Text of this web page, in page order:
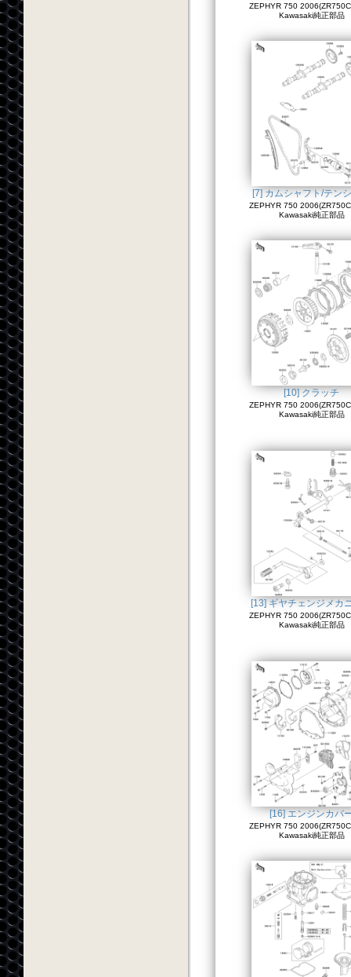
ZEPHYR 750
Kawasaki純正部品
[7] カムシャフト/テン
ZEPHYR 750
Kawasaki純正部品
[10] クラッチ
ZEPHYR 750
Kawasaki純正部品
[13] ギヤチェンジメカ
ZEPHYR 750
Kawasaki純正部品
[16] エンジンカバ
ZEPHYR 750
Kawasaki純正部品